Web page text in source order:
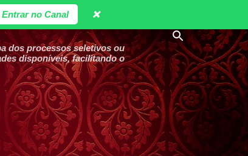
dos processos seletivos ou
disponíveis, facilitando o
Entrar no Canal ❌